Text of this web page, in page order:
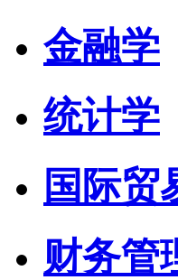
金融学
统计学
国际贸
财务管